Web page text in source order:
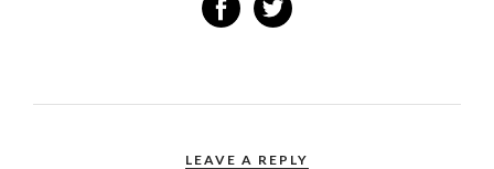
LEAVE A REPLY